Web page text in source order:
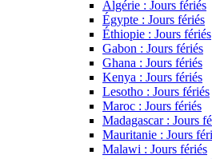
Algérie : Jours fériés
Égypte : Jours fériés
Éthiopie : Jours fériés
Gabon : Jours fériés
Ghana : Jours fériés
Kenya : Jours fériés
Lesotho : Jours fériés
Maroc : Jours fériés
Madagascar : Jours
Mauritanie : Jours
Malawi : Jours fériés